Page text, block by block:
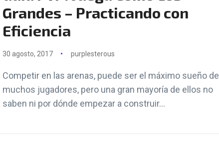
Grandes – Practicando con
Eficiencia
30 agosto, 2017 purplesterous
Competir en las arenas, puede ser el máximo sueño de
muchos jugadores, pero una gran mayoría de ellos no
saben ni por dónde empezar a construir...